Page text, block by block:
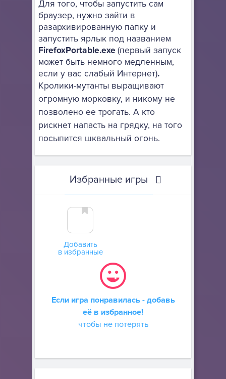
Для того, чтобы запустить сам
браузер, нужно зайти в
разархивированную папку и
запустить ярлык под названием
FirefoxPortable.exe(первый запуск
может быть немного медленным,
если у вас слабый Интернет).
Кролики-мутанты выращивают
огромную морковку, и никому не
позволено ее трогать. А кто
рискнет напасть на грядку, на того
посыпится шквальный огонь.
Избранные игры
Добавить
в избранные
Если игра понравилась - добавь
её в избранное!
чтобы не потерять